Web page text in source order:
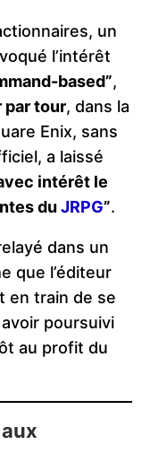
un
l’intérêt
based”,
par tour, dans la
Enix, sans
a laissé
intérêt le
du JRPG”.
dans un
que l’éditeur
en train de se
poursuivi
au profit du